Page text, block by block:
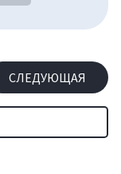
СЛЕДУЮЩАЯ